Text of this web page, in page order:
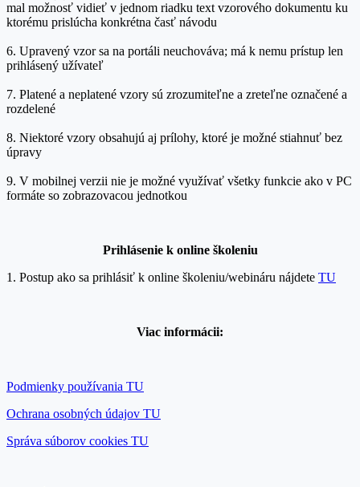
mal možnosť vidieť v jednom riadku text vzorového dokumentu ku
ktorému prislúcha konkrétna časť návodu
6. Upravený vzor sa na portáli neuchováva; má k nemu prístup len
prihlásený užívateľ
7. Platené a neplatené vzory sú zrozumiteľne a zreteľne označené a
rozdelené
8. Niektoré vzory obsahujú aj prílohy, ktoré je možné stiahnuť bez
úpravy
9. V mobilnej verzii nie je možné využívať všetky funkcie ako v PC
formáte so zobrazovacou jednotkou
Prihlásenie k online školeniu
1. Postup ako sa prihlásiť k online školeniu/webináru nájdete TU
Viac informácii:
Podmienky používania TU
Ochrana osobných údajov TU
Správa súborov cookies TU